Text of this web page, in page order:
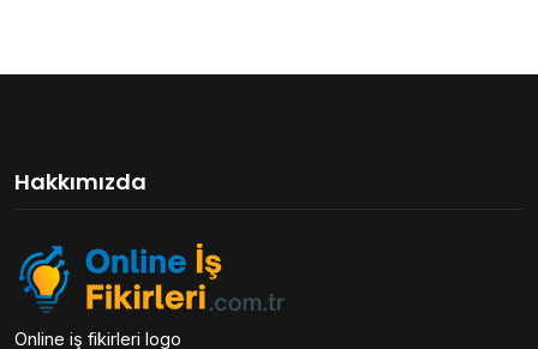
Hakkımızda
Online iş fikirleri logo